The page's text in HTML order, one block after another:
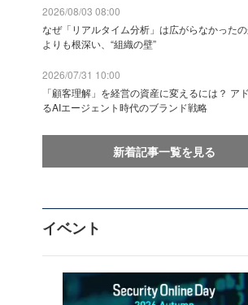
2026/08/03 08:00
なぜ「リアルタイム分析」は広がらなかった
よりも根深い、“組織の壁”
2026/07/31 10:00
「顧客理解」を経営の資産に変えるには？ ア
るAIエージェント時代のブランド戦略
新着記事一覧を見る
イベント